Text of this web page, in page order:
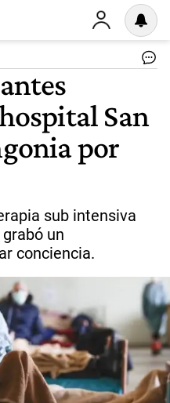
San
por
sub intensiva
un
conciencia.